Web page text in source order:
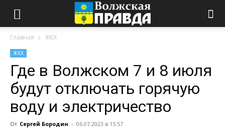
Главная ЖКХ
ЖКХ
Где в Волжском 7 и 8 июля
будут отключать горячую
воду и электричество
От Сергей Бородин - 06.07.2023 в 15:57